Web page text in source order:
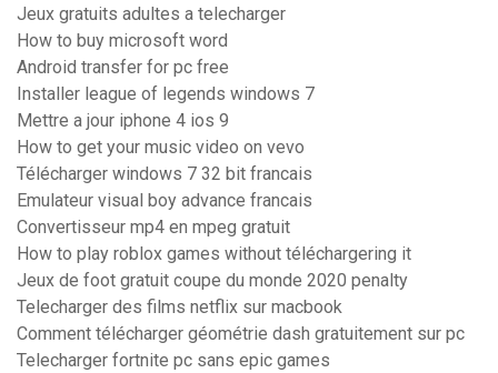
Jeux gratuits adultes a telecharger
How to buy microsoft word
Android transfer for pc free
Installer league of legends windows 7
Mettre a jour iphone 4 ios 9
How to get your music video on vevo
Télécharger windows 7 32 bit francais
Emulateur visual boy advance francais
Convertisseur mp4 en mpeg gratuit
How to play roblox games without téléchargering it
Jeux de foot gratuit coupe du monde 2020 penalty
Telecharger des films netflix sur macbook
Comment télécharger géométrie dash gratuitement sur pc
Telecharger fortnite pc sans epic games